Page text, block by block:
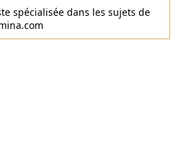
spécialisée dans les sujets de